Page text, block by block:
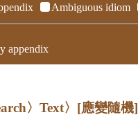
Ambiguous idiom
appendix
〉Text〉 [應變隨機]